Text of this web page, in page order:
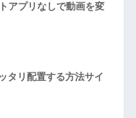
アプリなしで動画を変
タリ配置する方法サイ